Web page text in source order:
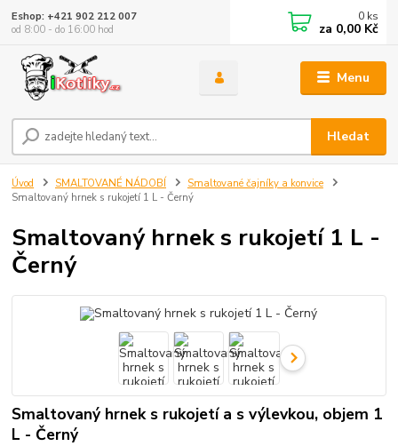
Menu
Hledat
Eshop: +421 902 212 007
od 8:00 - do 16:00 hod
0 ks
za 0,00 Kč
Úvod SMALTOVANÉ NÁDOBÍ
Smaltované čajníky a konvice
Smaltovaný hrnek s rukojetí 1 L - Černý
Smaltovaný hrnek s rukojetí 1 L -
Černý
Smaltovaný hrnek s rukojetí a s výlevkou, objem 1
L - Černý